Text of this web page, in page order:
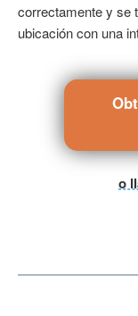
correctamente y se
ubicación con una
o